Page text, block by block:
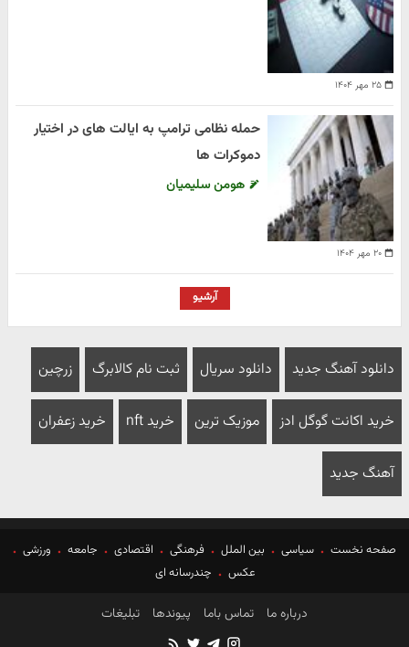
۲۵ مهر ۱۴۰۴
۲۰ مهر ۱۴۰۴
حمله نظامی ترامپ به ایالت های در اختیار
دموکرات ها
هومن سلیمیان
آرشیو
دانلود آهنگ جدید دانلود سریال ثبت نام کالابرگ زرچین
خرید اکانت گوگل ادز موزیک ترین خرید nft خرید زعفران
آهنگ جدید
صفحه نخست سیاسی بین الملل فرهنگی اقتصادی جامعه
ورزشی
عکس
چندرسانه ای
درباره ما تماس باما پیوندها تبلیغات